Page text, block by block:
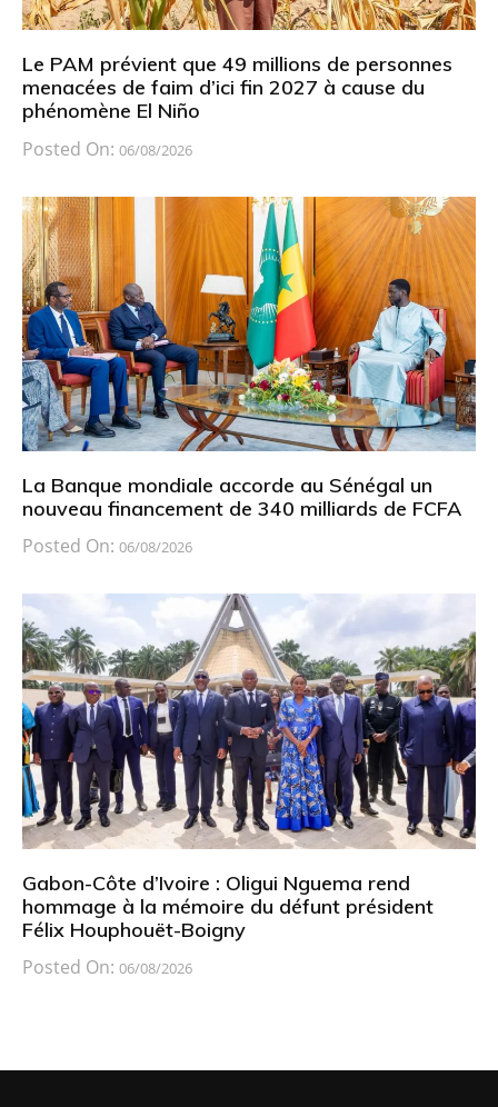
Le PAM prévient que 49 millions de personnes
menacées de faim d’ici fin 2027 à cause du
phénomène El Niño
Posted On: 06/08/2026
La Banque mondiale accorde au Sénégal un
nouveau financement de 340 milliards de FCFA
Posted On: 06/08/2026
Gabon-Côte d’Ivoire : Oligui Nguema rend
hommage à la mémoire du défunt président
Félix Houphouët-Boigny
Posted On: 06/08/2026